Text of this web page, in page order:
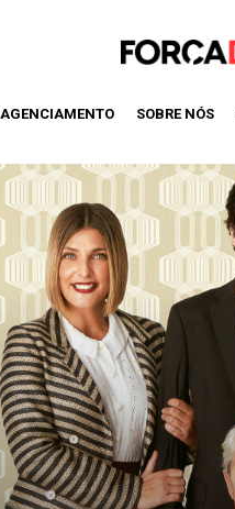
AGENCIAMENTO SOBRE NÓS